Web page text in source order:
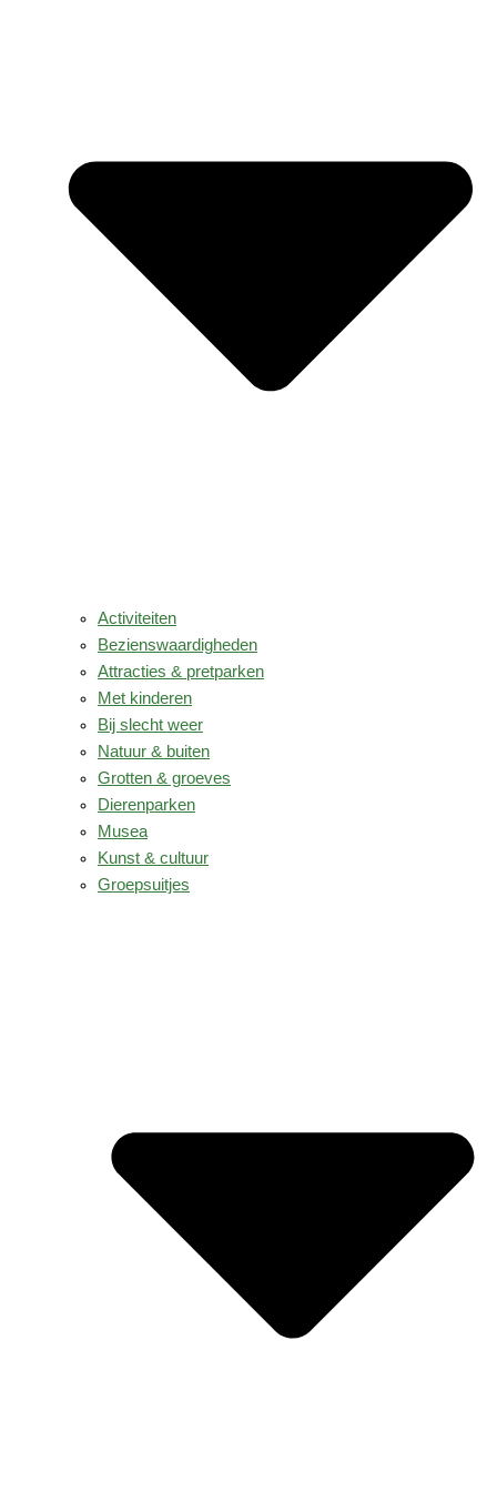
Activiteiten
Bezienswaardigheden
Attracties & pretparken
Met kinderen
Bij slecht weer
Natuur & buiten
Grotten & groeves
Dierenparken
Musea
Kunst & cultuur
Groepsuitjes